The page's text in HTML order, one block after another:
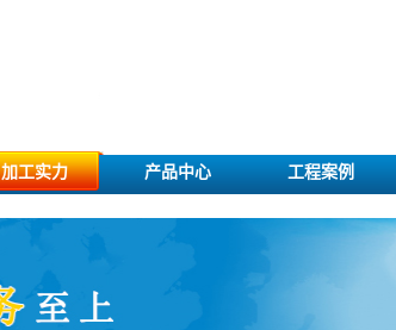
加工实力 产品中心 工程案例